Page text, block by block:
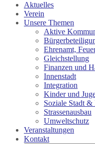
Aktuelles
Verein
Unsere Themen
Aktive
Ehrenamt,
Gleichstellung
Finanzen und
Innenstadt
Integration
Kinder und
Soziale Stadt &
Strassenausbau
Umweltschutz
Veranstaltungen
Kontakt